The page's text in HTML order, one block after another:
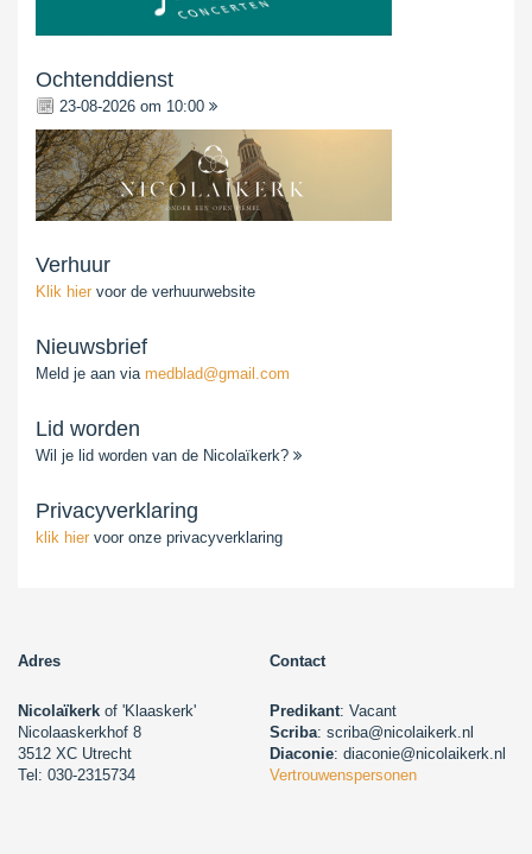
Ochtenddienst
23-08-2026 om 10:00
Verhuur
Klik hier voor de verhuurwebsite
Nieuwsbrief
Meld je aan via medblad@gmail.com
Lid worden
Wil je lid worden van de Nicolaïkerk?
Privacyverklaring
klik hier voor onze privacyverklaring
Adres Contact
Nicolaïkerk of 'Klaaskerk'
Nicolaaskerkhof 8
3512 XC Utrecht
Tel: 030-2315734
Predikant: Vacant
Scriba: scriba@nicolaikerk.nl
Diaconie: diaconie@nicolaikerk.nl
Vertrouwenspersonen